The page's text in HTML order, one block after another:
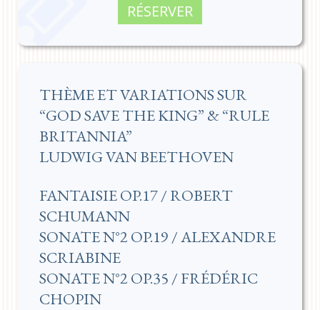
RÉSERVER
THÈME ET VARIATIONS SUR
“GOD SAVE THE KING” & “RULE
BRITANNIA”
LUDWIG VAN BEETHOVEN
FANTAISIE OP.17 / ROBERT
SCHUMANN
SONATE N°2 OP.19 / ALEXANDRE
SCRIABINE
SONATE N°2 OP.35 / FRÉDÉRIC
CHOPIN